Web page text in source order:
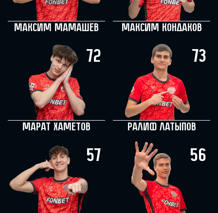
Максим Мамашев Максим Кондаков
72
Марат Хаметов
73
Ралиф Латыпов
57 56